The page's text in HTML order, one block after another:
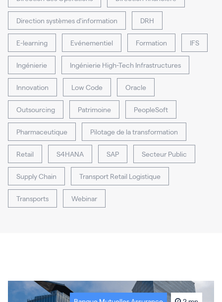
Direction systèmes d'information DRH
E-learning Evénementiel Formation IFS
Ingénierie Ingénierie High-Tech Infrastructures
Innovation Low Code Oracle
Outsourcing Patrimoine PeopleSoft
Pharmaceutique Pilotage de la transformation
Retail S4HANA SAP Secteur Public
Supply Chain Transport Retail Logistique
Transports Webinar